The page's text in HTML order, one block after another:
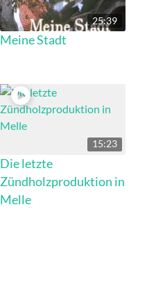
25:39
Meine Stadt
15:23
Die letzte
Zündholzproduktion in
Melle